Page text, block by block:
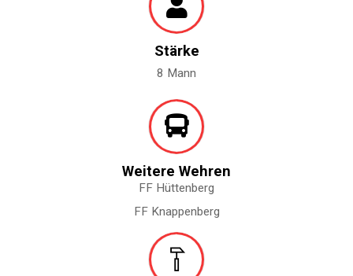
Stärke
8 Mann
Weitere Wehren
FF Hüttenberg
FF Knappenberg